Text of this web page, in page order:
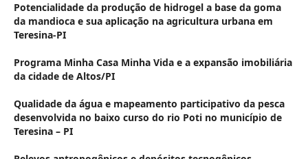
Potencialidade da produção de hidrogel a base da goma
da mandioca e sua aplicação na agricultura urbana em
Teresina-PI
Programa Minha Casa Minha Vida e a expansão imobiliária
da cidade de Altos/PI
Qualidade da água e mapeamento participativo da pesca
desenvolvida no baixo curso do rio Poti no município de
Teresina – PI